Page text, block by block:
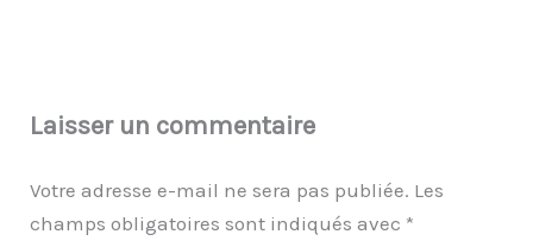
Laisser un commentaire
Votre adresse e-mail ne sera pas publiée. Les
champs obligatoires sont indiqués avec *